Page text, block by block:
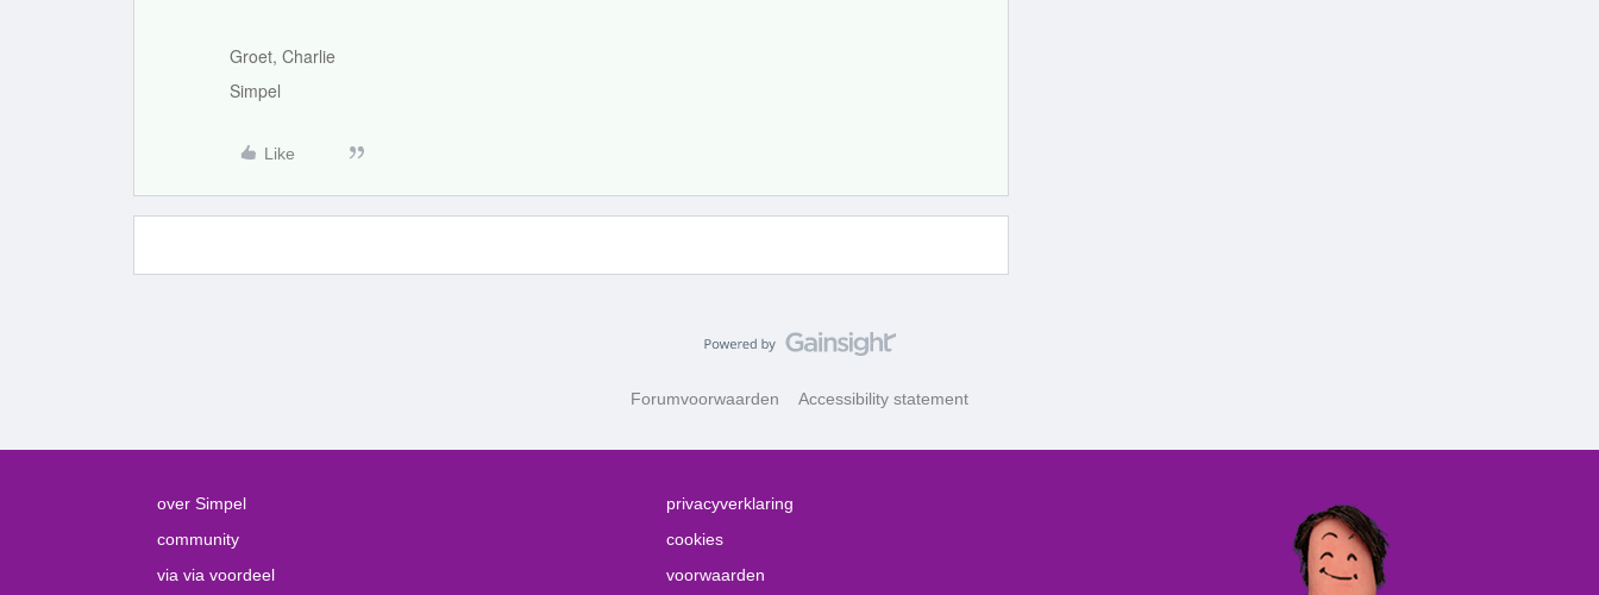
Groet, Charlie
Simpel
Like
Forumvoorwaarden Accessibility statement
over Simpel
community
via via voordeel
privacyverklaring
cookies
voorwaarden